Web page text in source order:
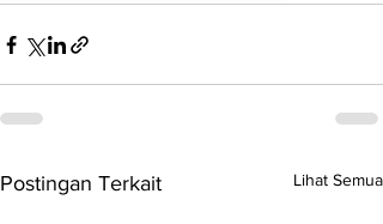
Postingan Terkait Lihat Semua